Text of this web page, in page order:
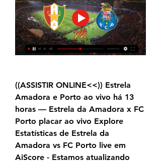
((ASSISTIR ONLINE<<)) Estrela
Amadora e Porto ao vivo há 13
horas — Estrela da Amadora x FC
Porto placar ao vivo Explore
Estatísticas de Estrela da
Amadora vs FC Porto live em
AiScore - Estamos atualizando